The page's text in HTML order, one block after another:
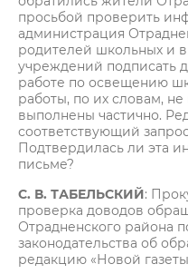
просьбой проверить
администрация
родителей школьных и
учреждений подписать
работе по освещению
работы, по их словам,
выполнены частично.
соответствующий
Подтвердилась ли эта
письме?
С. В. ТАБЕЛЬСКИЙ:
проверка доводов
Отрадненского района
законодательства об
редакцию «Новой